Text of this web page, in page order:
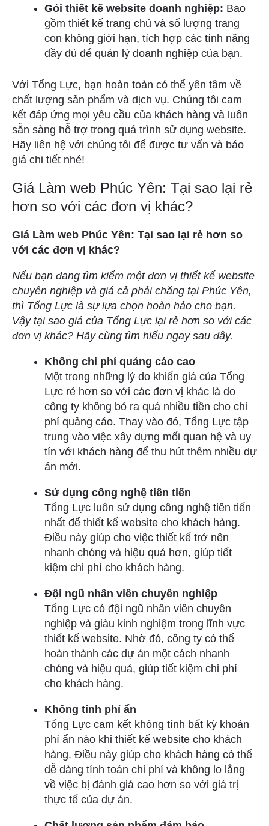
Gói thiết kế website doanh nghiệp: Bao
gồm thiết kế trang chủ và số lượng trang
con không giới hạn, tích hợp các tính năng
đầy đủ để quản lý doanh nghiệp của bạn.
Với Tổng Lực, bạn hoàn toàn có thể yên tâm về
chất lượng sản phẩm và dịch vụ. Chúng tôi cam
kết đáp ứng mọi yêu cầu của khách hàng và luôn
sẵn sàng hỗ trợ trong quá trình sử dụng website.
Hãy liên hệ với chúng tôi để được tư vấn và báo
giá chi tiết nhé!
Giá Làm web Phúc Yên: Tại sao lại rẻ
hơn so với các đơn vị khác?
Giá Làm web Phúc Yên: Tại sao lại rẻ hơn so
với các đơn vị khác?
Nếu bạn đang tìm kiếm một đơn vị thiết kế website
chuyên nghiệp và giá cả phải chăng tại Phúc Yên,
thì Tổng Lực là sự lựa chọn hoàn hảo cho bạn.
Vậy tại sao giá của Tổng Lực lại rẻ hơn so với các
đơn vị khác? Hãy cùng tìm hiểu ngay sau đây.
Không chi phí quảng cáo cao
Một trong những lý do khiến giá của Tổng
Lực rẻ hơn so với các đơn vị khác là do
công ty không bỏ ra quá nhiều tiền cho chi
phí quảng cáo. Thay vào đó, Tổng Lực tập
trung vào việc xây dựng mối quan hệ và uy
tín với khách hàng để thu hút thêm nhiều dự
án mới.
Sử dụng công nghệ tiên tiến
Tổng Lực luôn sử dụng công nghệ tiên tiến
nhất để thiết kế website cho khách hàng.
Điều này giúp cho việc thiết kế trở nên
nhanh chóng và hiệu quả hơn, giúp tiết
kiệm chi phí cho khách hàng.
Đội ngũ nhân viên chuyên nghiệp
Tổng Lực có đội ngũ nhân viên chuyên
nghiệp và giàu kinh nghiệm trong lĩnh vực
thiết kế website. Nhờ đó, công ty có thể
hoàn thành các dự án một cách nhanh
chóng và hiệu quả, giúp tiết kiệm chi phí
cho khách hàng.
Không tính phí ẩn
Tổng Lực cam kết không tính bất kỳ khoản
phí ẩn nào khi thiết kế website cho khách
hàng. Điều này giúp cho khách hàng có thể
dễ dàng tính toán chi phí và không lo lắng
về việc bị đánh giá cao hơn so với giá trị
thực tế của dự án.